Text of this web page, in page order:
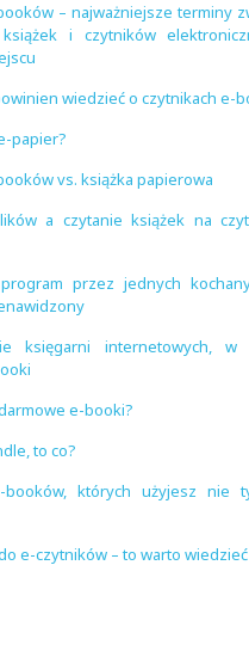
– najważniejsze terminy
i czytników
wiedzieć o czytnikach e-
papier?
vs. książka papierowa
a czytanie książek na
przez jednych
księgarni internetowych, w
e-booki?
to co?
booków, których użyjesz nie
e-czytników – to warto wiedzieć